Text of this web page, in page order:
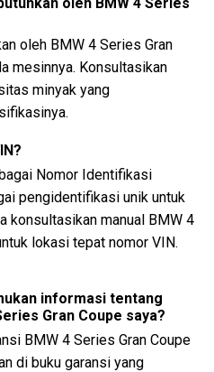
oleh BMW 4 Series Gran
mesinnya. Konsultasikan
minyak yang
Nomor Identifikasi
pengidentifikasi unik untuk
konsultasikan manual BMW 4
lokasi tepat nomor VIN.
informasi tentang
Gran Coupe saya?
BMW 4 Series Gran Coupe
di buku garansi yang